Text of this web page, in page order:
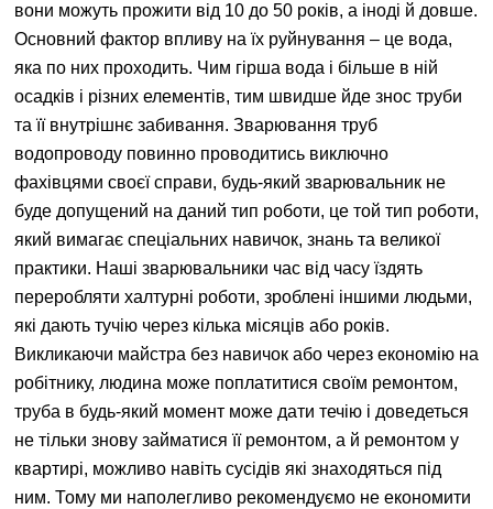
вони можуть прожити від 10 до 50 років, а іноді й довше.
Основний фактор впливу на їх руйнування – це вода,
яка по них проходить. Чим гірша вода і більше в ній
осадків і різних елементів, тим швидше йде знос труби
та її внутрішнє забивання. Зварювання труб
водопроводу повинно проводитись виключно
фахівцями своєї справи, будь-який зварювальник не
буде допущений на даний тип роботи, це той тип роботи,
який вимагає спеціальних навичок, знань та великої
практики. Наші зварювальники час від часу їздять
переробляти халтурні роботи, зроблені іншими людьми,
які дають тучію через кілька місяців або років.
Викликаючи майстра без навичок або через економію на
робітнику, людина може поплатитися своїм ремонтом,
труба в будь-який момент може дати течію і доведеться
не тільки знову займатися її ремонтом, а й ремонтом у
квартирі, можливо навіть сусідів які знаходяться під
ним. Тому ми наполегливо рекомендуємо не економити